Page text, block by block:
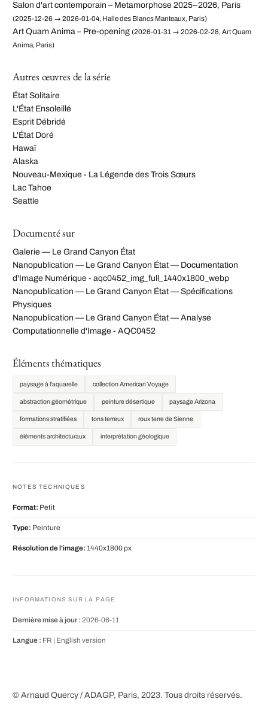
Salon d'art contemporain – Metamorphose 2025–2026, Paris
(2025-12-26 → 2026-01-04, Halle des Blancs Manteaux, Paris)
Art Quam Anima – Pre-opening (2026-01-31 → 2026-02-28, Art Quam
Anima, Paris)
Autres œuvres de la série
État Solitaire
L'État Ensoleillé
Esprit Débridé
L'État Doré
Hawaï
Alaska
Nouveau-Mexique - La Légende des Trois Sœurs
Lac Tahoe
Seattle
Documenté sur
Galerie — Le Grand Canyon État
Nanopublication — Le Grand Canyon État — Documentation
d'Image Numérique - aqc0452_img_full_1440x1800_webp
Nanopublication — Le Grand Canyon État — Spécifications
Physiques
Nanopublication — Le Grand Canyon État — Analyse
Computationnelle d'Image - AQC0452
Éléments thématiques
paysage à l'aquarelle collection American Voyage
abstraction géométrique peinture désertique paysage Arizona
formations stratifiées tons terreux roux terre de Sienne
éléments architecturaux interprétation géologique
NOTES TECHNIQUES
Format: Petit
Type: Peinture
Résolution de l'image: 1440x1800 px
INFORMATIONS SUR LA PAGE
Dernière mise à jour : 2026-06-11
Langue : FR | English version
© Arnaud Quercy / ADAGP, Paris, 2023. Tous droits réservés.